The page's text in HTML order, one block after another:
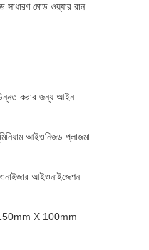
সাধারণ মোড ওয়্যার রান
উন্নত করার জন্য আইন
আইওনিজড প্লাজমা
আইওনাইজেশন
150mm X 100mm